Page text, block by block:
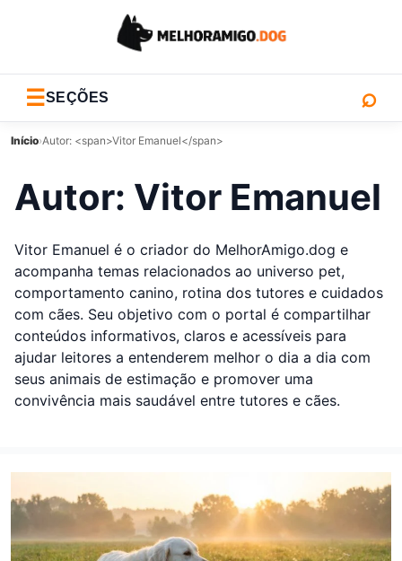
☰SEÇÕES ⌕
Início›Autor: <span>Vitor Emanuel</span>
Autor: Vitor Emanuel
Vitor Emanuel é o criador do MelhorAmigo.dog e
acompanha temas relacionados ao universo pet,
comportamento canino, rotina dos tutores e cuidados
com cães. Seu objetivo com o portal é compartilhar
conteúdos informativos, claros e acessíveis para
ajudar leitores a entenderem melhor o dia a dia com
seus animais de estimação e promover uma
convivência mais saudável entre tutores e cães.